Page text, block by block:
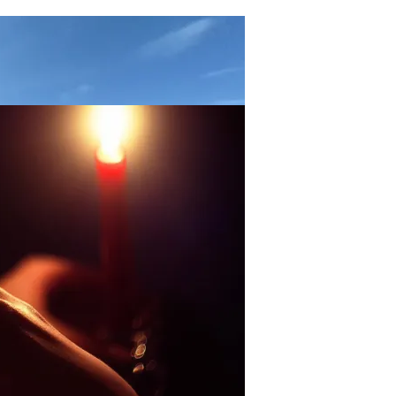
Пришлось Переделать Из-За Изменения Климата